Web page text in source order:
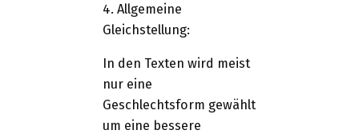
4. Allgemeine
Gleichstellung:
In den Texten wird meist
nur eine
Geschlechtsform gewählt
um eine bessere